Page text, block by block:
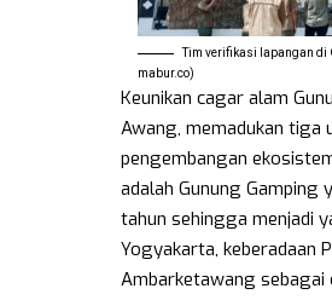
Tim verifikasi lapangan di
mabur.co)
Keunikan cagar alam
Awang, memadukan tiga
pengembangan
adalah Gunung Gamping
tahun sehingga menjadi
Yogyakarta, keberadaan
Ambarketawang sebagai